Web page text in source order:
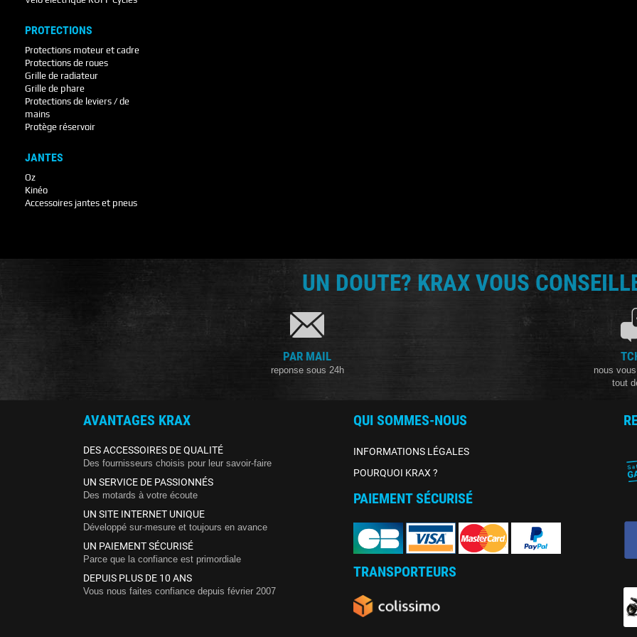
PROTECTIONS
Protections moteur et cadre
Protections de roues
Grille de radiateur
Grille de phare
Protections de leviers / de
mains
Protège réservoir
JANTES
Oz
Kinéo
Accessoires jantes et pneus
UN DOUTE? KRAX VOUS
PAR MAIL
reponse sous 24h
nous
tout
AVANTAGES KRAX
DES ACCESSOIRES DE QUALITÉ
Des fournisseurs choisis pour leur savoir-faire
UN SERVICE DE PASSIONNÉS
Des motards à votre écoute
UN SITE INTERNET UNIQUE
Développé sur-mesure et toujours en avance
UN PAIEMENT SÉCURISÉ
Parce que la confiance est primordiale
DEPUIS PLUS DE 10 ANS
Vous nous faites confiance depuis février 2007
QUI SOMMES-NOUS
INFORMATIONS LÉGALES
POURQUOI KRAX ?
PAIEMENT SÉCURISÉ
TRANSPORTEURS